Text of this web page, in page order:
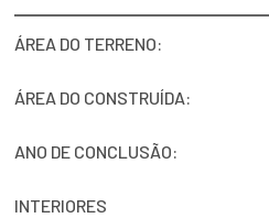
ÁREA DO TERRENO:
ÁREA DO CONSTRUÍDA:
ANO DE CONCLUSÃO:
INTERIORES